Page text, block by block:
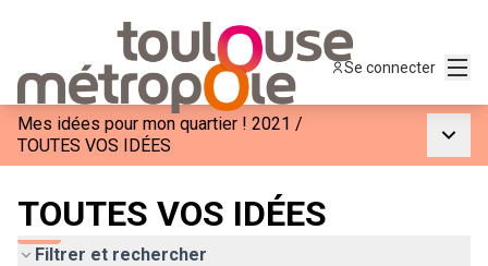
Se connecter
Mes idées pour mon quartier ! 2021 /
TOUTES VOS IDÉES
TOUTES VOS IDÉES
Filtrer et rechercher